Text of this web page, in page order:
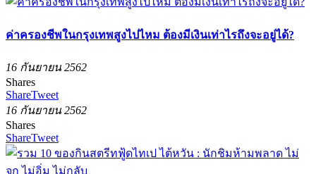
ค่าครองชีพในกรุงเทพสูงไปไหม ต้องมีเงินเท่าไรถึงจะอยู่ได้?
16 กันยายน 2562
Shares
ShareTweet
16 กันยายน 2562
Shares
ShareTweet